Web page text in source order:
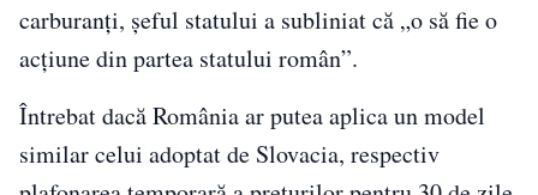
carburanți, șeful statului a subliniat că „o să fie o
acţiune din partea statului român”.
Întrebat dacă România ar putea aplica un model
similar celui adoptat de Slovacia, respectiv